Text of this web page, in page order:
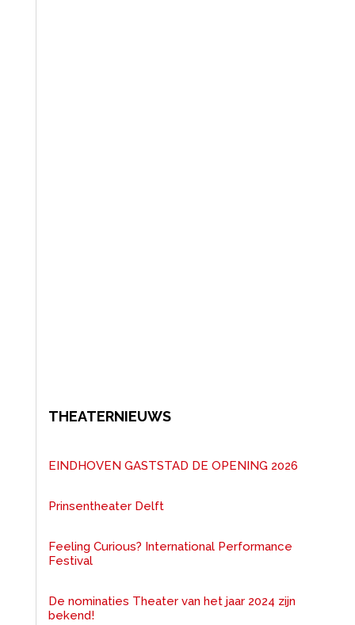
THEATERNIEUWS
EINDHOVEN GASTSTAD DE OPENING 2026
Prinsentheater Delft
Feeling Curious? International Performance
Festival
De nominaties Theater van het jaar 2024 zijn
bekend!